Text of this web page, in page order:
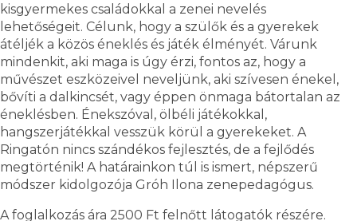
kisgyermekes családokkal a zenei nevelés
lehetőségeit. Célunk, hogy a szülők és a gyerekek
átéljék a közös éneklés és játék élményét. Várunk
mindenkit, aki maga is úgy érzi, fontos az, hogy a
művészet eszközeivel neveljünk, aki szívesen énekel,
bővíti a dalkincsét, vagy éppen önmaga bátortalan az
éneklésben. Énekszóval, ölbéli játékokkal,
hangszerjátékkal vesszük körül a gyerekeket. A
Ringatón nincs szándékos fejlesztés, de a fejlődés
megtörténik! A határainkon túl is ismert, népszerű
módszer kidolgozója Gróh Ilona zenepedagógus.
A foglalkozás ára 2500 Ft felnőtt látogatók részére.